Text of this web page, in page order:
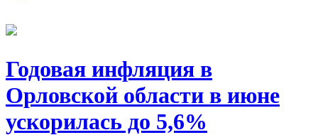
Годовая инфляция в
Орловской области в июне
ускорилась до 5,6%